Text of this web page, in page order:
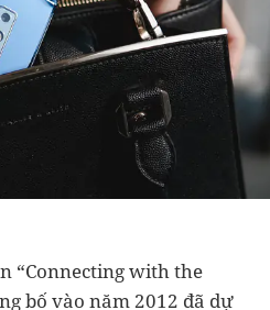
“Connecting with the
bố vào năm 2012 đã dự